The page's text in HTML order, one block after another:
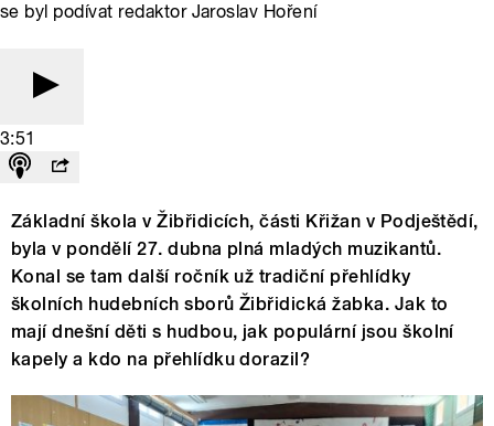
se byl podívat redaktor Jaroslav Hoření
3:51
Základní škola v Žibřidicích, části Křižan v Podještědí,
byla v pondělí 27. dubna plná mladých muzikantů.
Konal se tam další ročník už tradiční přehlídky
školních hudebních sborů Žibřidická žabka. Jak to
mají dnešní děti s hudbou, jak populární jsou školní
kapely a kdo na přehlídku dorazil?